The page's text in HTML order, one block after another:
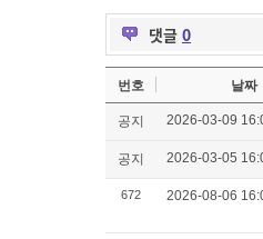
댓글 0
번호 날짜
공지 2026-03-09
공지 2026-03-05
672 2026-08-06